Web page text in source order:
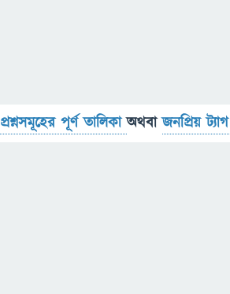
প্রশ্নসমূহের পূর্ণ তালিকাঅথবাজনপ্রিয় ট্যাগ